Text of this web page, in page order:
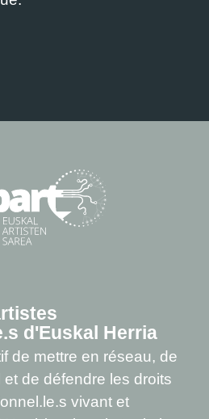
d'Euskal Herria
de mettre en réseau, de
de défendre les droits
vivant et